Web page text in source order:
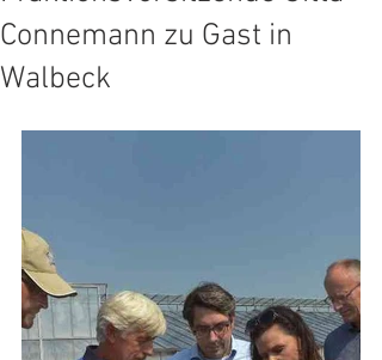
Connemann zu Gast in
Walbeck